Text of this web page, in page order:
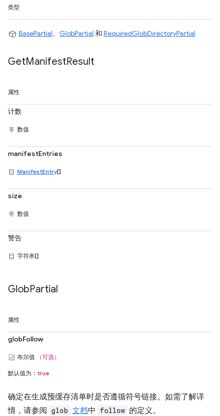
类型
BasePartial、 GlobPartial 和 RequiredGlobDirectoryPartial
GetManifestResult
属性
计数
数值
manifestEntries
ManifestEntry[]
size
数值
警告
字符串[]
GlobPartial
属性
globFollow
布尔值 （可选）
默认值为： true
确定在生成预缓存清单时是否遵循符号链接。如需了解详
情，请参阅 glob 文档中 follow 的定义。